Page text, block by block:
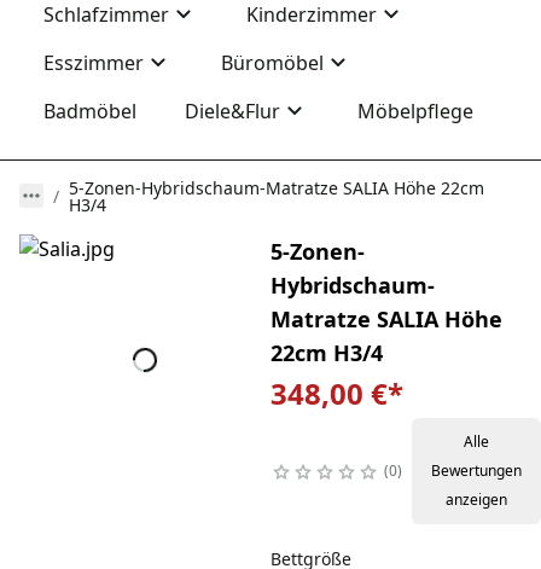
Schlafzimmer
Kinderzimmer
Esszimmer
Büromöbel
Badmöbel
Diele&Flur Möbelpflege
5-Zonen-Hybridschaum-Matratze SALIA Höhe 22cm
H3/4
5-Zonen-
Hybridschaum-
Matratze SALIA Höhe
22cm H3/4
348,00 €*
0
Alle
Bewertungen
anzeigen
Bettgröße